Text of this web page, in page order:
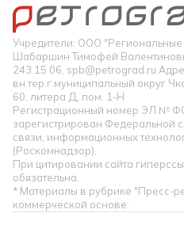
Учредители: ООО
Шабаршин Тимофей
243 15 06, spb@petrograd.ru
вн.тер.г.муниципальный округ
60, литера Д, пом. 1-Н
Регистрационный номер ЭЛ №
зарегистрирован Федеральной
связи, информационных
(Роскомнадзор).
При цитировании сайта
обязательна.
* Материалы в рубрике "Пресс-
коммерческой основе.